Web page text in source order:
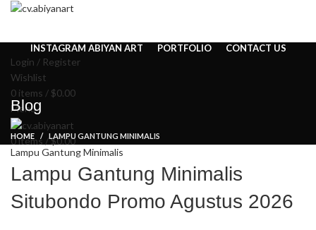
INSTAGRAM ABIYAN ART
PORTFOLIO CONTACT US
Login / Register
Wishlist
0 items / $0.00
Menu
0items /$0.00
Blog
HOME LAMPU GANTUNG MINIMALIS
Lampu Gantung Minimalis
Lampu Gantung Minimalis
Situbondo Promo Agustus 2026
Summer 25% discount on all last year's products home decor